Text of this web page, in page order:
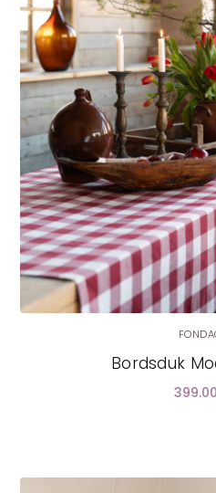
Bordsduk